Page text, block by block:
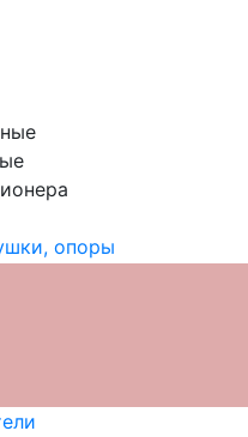
опоры